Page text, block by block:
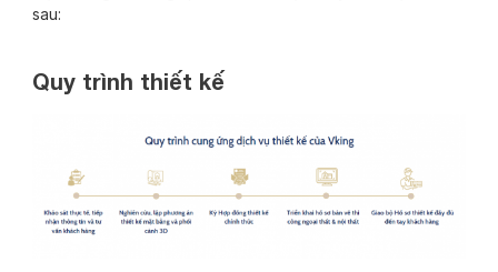
sau:
Quy trình thiết kế